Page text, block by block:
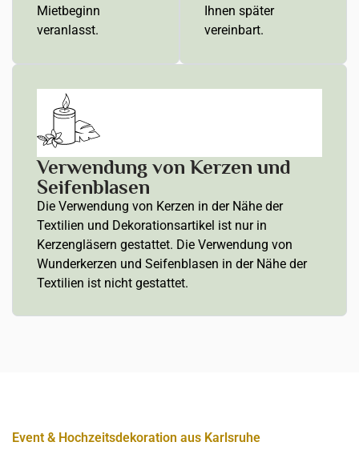
Mietbeginn
veranlasst.
Ihnen später
vereinbart.
Verwendung von Kerzen und
Seifenblasen
Die Verwendung von Kerzen in der Nähe der
Textilien und Dekorationsartikel ist nur in
Kerzengläsern gestattet. Die Verwendung von
Wunderkerzen und Seifenblasen in der Nähe der
Textilien ist nicht gestattet.
Event & Hochzeitsdekoration aus Karlsruhe